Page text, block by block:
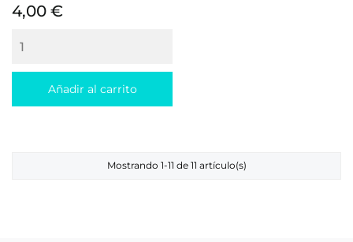
Precio
4,00 €
Añadir al carrito
Mostrando 1-11 de 11 artículo(s)